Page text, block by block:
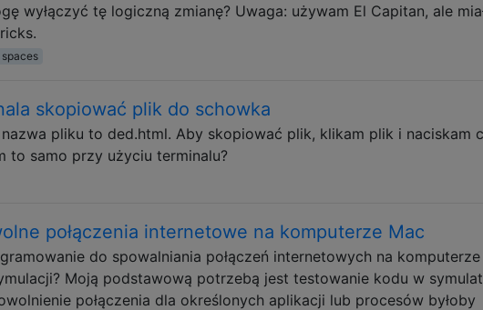
wyłączyć tę logiczną zmianę? Uwaga: używam El Capitan, ale
spaces
skopiować plik do schowka
pliku to ded.html. Aby skopiować plik, klikam plik i naciskam
to samo przy użyciu terminalu?
połączenia internetowe na komputerze Mac
do spowalniania połączeń internetowych na komputerze
Moją podstawową potrzebą jest testowanie kodu w
połączenia dla określonych aplikacji lub procesów byłoby